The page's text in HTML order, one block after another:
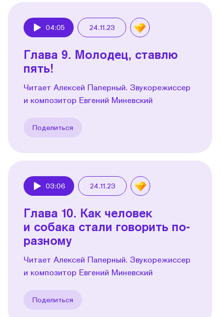
04:05 24.11.23
Глава 9. Молодец, ставлю
пять!
Читает Алексей Паперный. Звукорежиссер
и композитор Евгений Миневский
Поделиться
03:06 24.11.23
Глава 10. Как человек
и собака стали говорить по-
разному
Читает Алексей Паперный. Звукорежиссер
и композитор Евгений Миневский
Поделиться